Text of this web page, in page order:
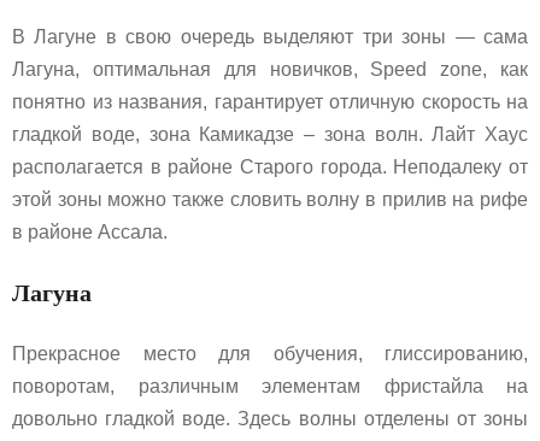
В Лагуне в свою очередь выделяют три зоны — сама
Лагуна, оптимальная для новичков, Speed zone, как
понятно из названия, гарантирует отличную скорость на
гладкой воде, зона Камикадзе – зона волн. Лайт Хаус
располагается в районе Старого города. Неподалеку от
этой зоны можно также словить волну в прилив на рифе
в районе Ассала.
Лагуна
Прекрасное место для обучения, глиссированию,
поворотам, различным элементам фристайла на
довольно гладкой воде. Здесь волны отделены от зоны